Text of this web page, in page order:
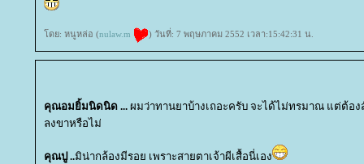
ดย: หนูหล่อ (nulaw.m ) วันที่: 7 พฤษภาคม 2552 เวลา:15:42:31 น.
คุณอมยิ้มนิดนิด ... ผมว่าทานยาบ้างเถอะครับ จะได้ไม่ทรมาณ แต่ต้อง
ลงขาหรือไม่
คุณปู ..มิน่ากล้องมีรอย เพราะสายตาเจ้าผีเสื้อนี่เอง